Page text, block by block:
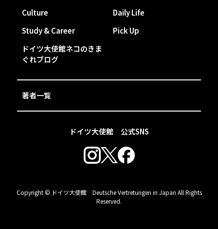
ドイツ大使館 公式SNS
Culture
Daily Life
Study & Career
Pick Up
ドイツ大使館ネコのきま
ぐれブログ
著者一覧
Copyright © ドイツ大使館 Deutsche Vertretungen in Japan All Rights
Reserved.